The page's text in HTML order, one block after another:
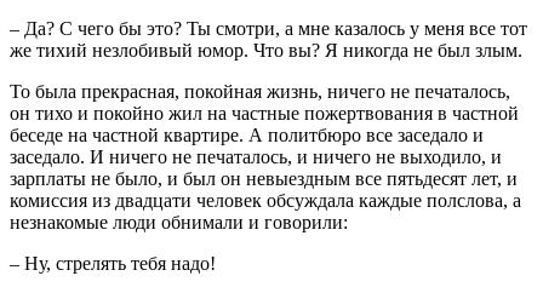
– Да? С чего бы это? Ты смотри, а мне казалось у меня все тот
же тихий незлобивый юмор. Что вы? Я никогда не был злым.
То была прекрасная, покойная жизнь, ничего не печаталось,
он тихо и покойно жил на частные пожертвования в частной
беседе на частной квартире. А политбюро все заседало и
заседало. И ничего не печаталось, и ничего не выходило, и
зарплаты не было, и был он невыездным все пятьдесят лет, и
комиссия из двадцати человек обсуждала каждые полслова, а
незнакомые люди обнимали и говорили:
– Ну, стрелять тебя надо!